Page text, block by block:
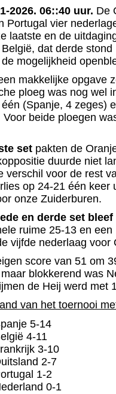
2026. 06::40 uur. De
Portugal vier
laatste en de
dat derde
mogelijkheid
makkelijke opgave
ploeg was nog wel
(Spanje, 4 zeges)
Voor beide ploegen
set pakten de
duurde niet
verschil voor de rest
op 24-21 één
onze Zuiderburen.
en derde set bleef
ruime 25-13 en
vijfde nederlaag
score van 51 om
blokkerend was
de Heij werd met
van het toernooi
5-14
4-11
3-10
2-7
1-2
0-1